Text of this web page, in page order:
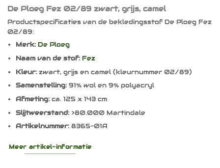
De Ploeg Fez 02/89 zwart, grijs, camel
Productspecificaties van de bekledingsstof De Ploeg Fez
02/89:
Merk: De Ploeg
Naam van de stof: Fez
Kleur: zwart, grijs en camel (kleurnummer 02/89)
Samenstelling: 91% wol en 9% polyacryl
Afmeting:ca. 125 x 143 cm
Slijtweerstand:>80.000 Martindale
Artikelnummer:8365-01A
Meer artikel-informatie